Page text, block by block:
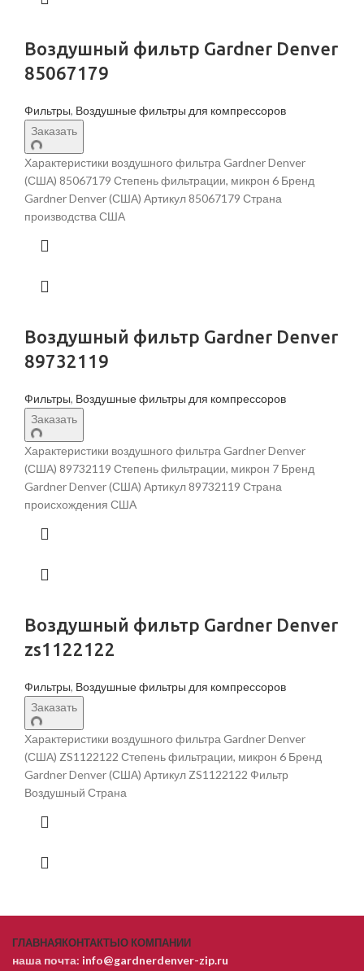
Воздушный фильтр Gardner Denver
85067179
Фильтры, Воздушные фильтры для компрессоров
Заказать
Характеристики воздушного фильтра Gardner Denver
(США) 85067179 Степень фильтрации, микрон 6 Бренд
Gardner Denver (США) Артикул 85067179 Страна
производства США
Воздушный фильтр Gardner Denver
89732119
Фильтры, Воздушные фильтры для компрессоров
Заказать
Характеристики воздушного фильтра Gardner Denver
(США) 89732119 Степень фильтрации, микрон 7 Бренд
Gardner Denver (США) Артикул 89732119 Страна
происхождения США
Воздушный фильтр Gardner Denver
zs1122122
Фильтры, Воздушные фильтры для компрессоров
Заказать
Характеристики воздушного фильтра Gardner Denver
(США) ZS1122122 Степень фильтрации, микрон 6 Бренд
Gardner Denver (США) Артикул ZS1122122 Фильтр
Воздушный Страна
ГЛАВНАЯКОНТАКТЫО КОМПАНИИ
наша почта: info@gardnerdenver-zip.ru